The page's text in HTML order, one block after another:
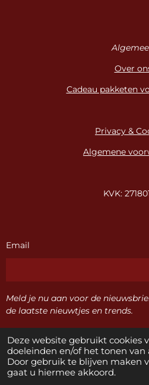
Deze website gebruikt cookies
doeleinden en/of het tonen van
Door gebruik te blijven maken
gaat u hiermee akkoord.
Over
Cadeau pakketen
Privacy &
Algemene
KVK:
Email
Meld je nu aan voor de
de laatste nieuwtjes en trends.
Verzenden